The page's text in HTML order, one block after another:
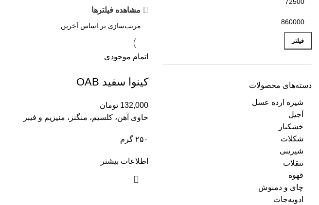
فیلتر
دسته‌های محصولات
شیره ارده عسل
آجیل
خشکبار
شکلات
شیرینی
تنقلات
قهوه
چای و دمنوش
ادویه‌جات
مشاهده فیلترها
اتمام موجودی
کینوا سفید OAB
132,000 تومان
حاوی آهن، کلسیم، منگنز، منیزیم و فیبر
۲۵۰ گرم
اطلاعات بیشتر